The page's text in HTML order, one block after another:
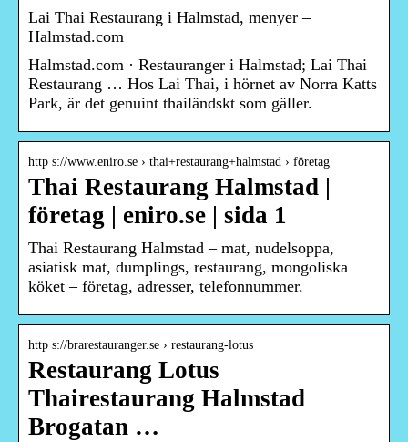
Lai Thai Restaurang i Halmstad, menyer –
Halmstad.com
Halmstad.com · Restauranger i Halmstad; Lai Thai
Restaurang … Hos Lai Thai, i hörnet av Norra Katts
Park, är det genuint thailändskt som gäller.
http s://www.eniro.se › thai+restaurang+halmstad › företag
Thai Restaurang Halmstad |
företag | eniro.se | sida 1
Thai Restaurang Halmstad – mat, nudelsoppa,
asiatisk mat, dumplings, restaurang, mongoliska
köket – företag, adresser, telefonnummer.
http s://brarestauranger.se › restaurang-lotus
Restaurang Lotus
Thairestaurang Halmstad
Brogatan …